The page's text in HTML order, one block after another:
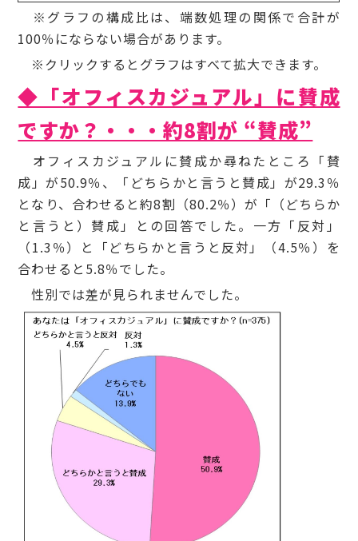
※グラフの構成比は、端数処理の関係で合計が
100％にならない場合があります。
※クリックするとグラフはすべて拡大できます。
◆「オフィスカジュアル」に賛成
ですか？・・・約8割が “賛成”
オフィスカジュアルに賛成か尋ねたところ「賛
成」が50.9％、「どちらかと言うと賛成」が29.3％
となり、合わせると約8割（80.2％）が「（どちらか
と言うと）賛成」との回答でした。一方「反対」
（1.3％）と「どちらかと言うと反対」（4.5％）を
合わせると5.8％でした。
性別では差が見られませんでした。